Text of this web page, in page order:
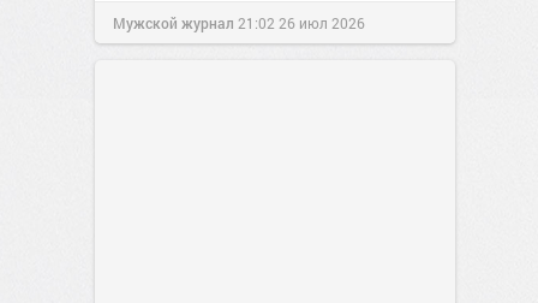
Мужской журнал 21:02 26 июл 2026